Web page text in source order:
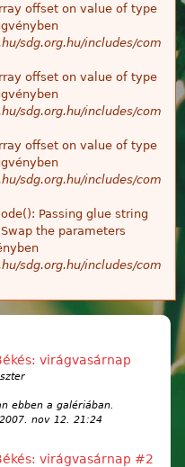
offset on value of type
sdg.org.hu/includes/com
offset on value of type
sdg.org.hu/includes/com
offset on value of type
sdg.org.hu/includes/com
Passing glue string
the parameters
sdg.org.hu/includes/com
virágvasárnap
ebben a galériában.
2007. nov 12. 21:24
virágvasárnap #2